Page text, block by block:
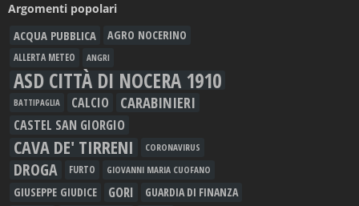
Argomenti popolari
ACQUA PUBBLICA AGRO NOCERINO
ALLERTA METEO ANGRI
ASD CITTÀ DI NOCERA 1910
BATTIPAGLIA CALCIO CARABINIERI
CASTEL SAN GIORGIO
CAVA DE' TIRRENI CORONAVIRUS
DROGA FURTO GIOVANNI MARIA CUOFANO
GIUSEPPE GIUDICE GORI GUARDIA DI FINANZA